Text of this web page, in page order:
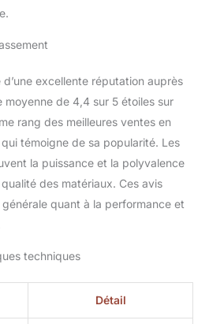
de recettes DIMENSIONS
: H47cm x L19cm x
P25cm (avec l'accessoire
du bol). Poids : 6,63 kg
(y compris les
accessoires)
excellente réputation auprès
moyenne de 4,4 sur 5 étoiles sur
rang des meilleures ventes en
témoigne de sa popularité. Les
la puissance et la polyvalence
des matériaux. Ces avis
quant à la performance et
techniques
Détail